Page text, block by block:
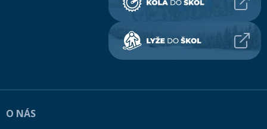
O NÁS